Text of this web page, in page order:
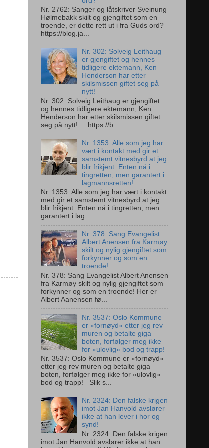
Nr. 2762: Sanger og låtskriver Sveinung
Hølmebakk skilt og gjengiftet som en
troende, er dette rett ut i fra Guds ord?
https://blog.ja...
Nr. 302: Solveig Leithaug
er gjengiftet og hennes
tidligere ektemann, Ken
Henderson har etter
skilsmissen giftet seg på
nytt!
Nr. 302: Solveig Leithaug er gjengiftet
og hennes tidligere ektemann, Ken
Henderson har etter skilsmissen giftet
seg på nytt! https://b...
Nr. 1353: Alle som jeg har
vært i kontakt med gir et
samstemt vitnesbyrd at jeg
blir frikjent. Enten nå i
tingretten, men garantert i
lagmannsretten!
Nr. 1353: Alle som jeg har vært i kontakt
med gir et samstemt vitnesbyrd at jeg
blir frikjent. Enten nå i tingretten, men
garantert i lag...
Nr. 378: Sang Evangelist
Albert Anensen fra Karmøy
skilt og nylig gjengiftet som
forkynner og som en
troende!
Nr. 378: Sang Evangelist Albert Anensen
fra Karmøy skilt og nylig gjengiftet som
forkynner og som en troende! Her er
Albert Aanensen fø...
Nr. 3537: Oslo Kommune
er «fornøyd» etter jeg rev
muren og betalte giga
boten, forfølger meg ikke
for «ulovlig» bod og trapp!
Nr. 3537: Oslo Kommune er «fornøyd»
etter jeg rev muren og betalte giga
boten, forfølger meg ikke for «ulovlig»
bod og trapp! Slik s...
Nr. 2324: Den falske krigen
imot Jan Hanvold avslører
ikke at han lever i hor og
synd!
Nr. 2324: Den falske krigen
imot Jan Hanvold avslører ikke at han